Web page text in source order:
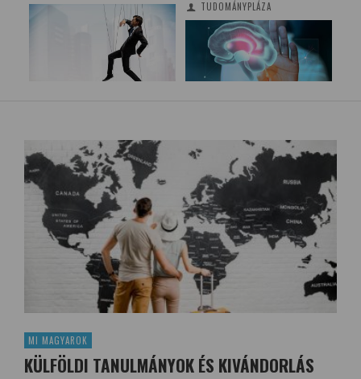
TUDOMÁNYPLÁZA
MI MAGYAROK
KÜLFÖLDI TANULMÁNYOK ÉS KIVÁNDORLÁS